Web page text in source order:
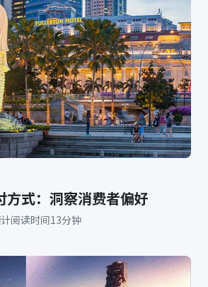
方式：洞察消费者偏好
阅读时间13分钟